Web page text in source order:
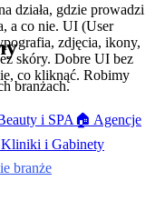
działa, gdzie prowadzi
a co nie. UI (User
zdjęcia, ikony,
skóry. Dobre UI bez
co kliknąć. Robimy
branżach.
i SPA 🏠 Agencje
Kliniki i Gabinety
branże